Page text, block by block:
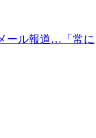
ール報道…「常に